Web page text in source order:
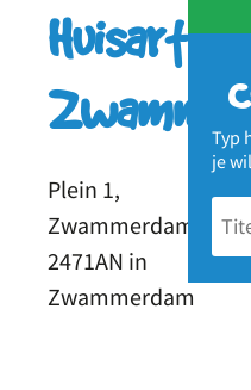
Typ
je
Plein 1,
Zwammerdam
2471AN in
Zwammerdam